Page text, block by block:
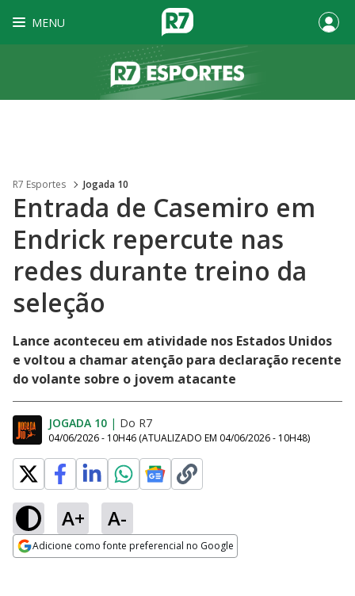
MENU
R7 Esportes Jogada 10
Entrada de Casemiro em
Endrick repercute nas
redes durante treino da
seleção
Lance aconteceu em atividade nos Estados Unidos
e voltou a chamar atenção para declaração recente
do volante sobre o jovem atacante
JOGADA 10 | Do R7
04/06/2026 - 10H46 (ATUALIZADO EM 04/06/2026 - 10H48)
A+ A-
Adicione como fonte preferencial no Google